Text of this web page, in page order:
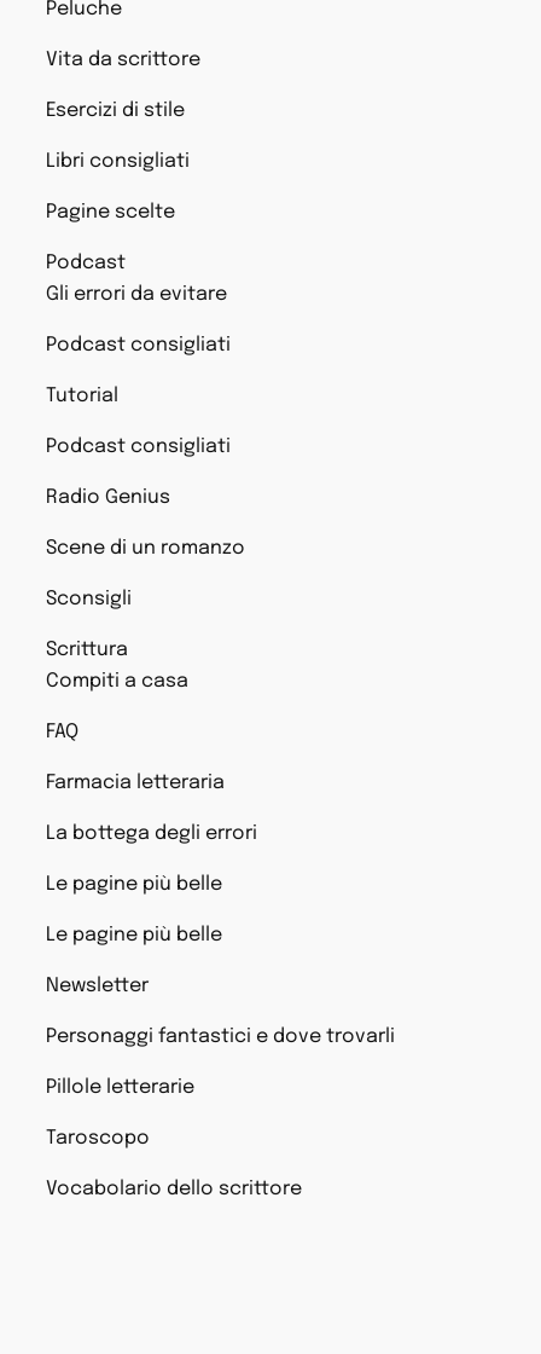
Peluche
Vita da scrittore
Esercizi di stile
Libri consigliati
Pagine scelte
Podcast
Gli errori da evitare
Podcast consigliati
Tutorial
Podcast consigliati
Radio Genius
Scene di un romanzo
Sconsigli
Scrittura
Compiti a casa
FAQ
Farmacia letteraria
La bottega degli errori
Le pagine più belle
Le pagine più belle
Newsletter
Personaggi fantastici e dove trovarli
Pillole letterarie
Taroscopo
Vocabolario dello scrittore